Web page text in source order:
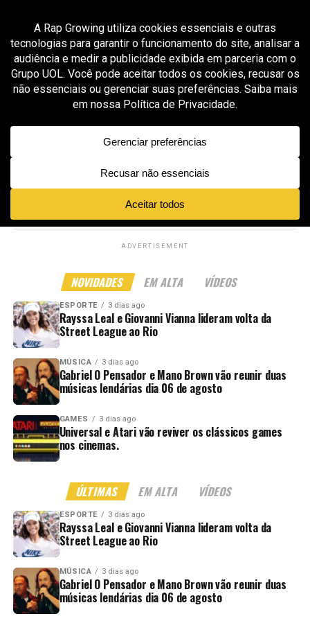
All posts tagged "moda urbana brasileira"
MODA & STREETWEAR 2 meses ago
DISTURB X DIADORA: FUTEBOL, SKATE E RUA NO
MESMO UNIFORME
MODA & STREETWEAR
de 2026 inspirada na era de ouro da Seleção
Brasileira
ADVERTISEMENT
NOVIDADES EM ALTA VÍDEOS
ESPORTE 3 dias ago
Rayssa Leal e Giovanni Vianna lideram volta da
Street League ao Rio
MÚSICA 3 dias ago
Gabriel O Pensador e Mano Brown vão reunir duas
músicas lendárias dia 06 de agosto
GAMES 3 dias ago
Universal e Atari vão reviver os clássicos games
nos cinemas.
ÚLTIMAS EM ALTA VÍDEOS
ESPORTE 3 dias ago
Rayssa Leal e Giovanni Vianna lideram volta da
Street League ao Rio
MÚSICA 3 dias ago
Gabriel O Pensador e Mano Brown vão reunir duas
músicas lendárias dia 06 de agosto